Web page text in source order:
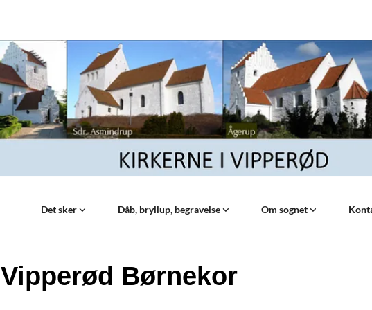
Det sker Dåb, bryllup, begravelse Om sognet
Vipperød Børnekor